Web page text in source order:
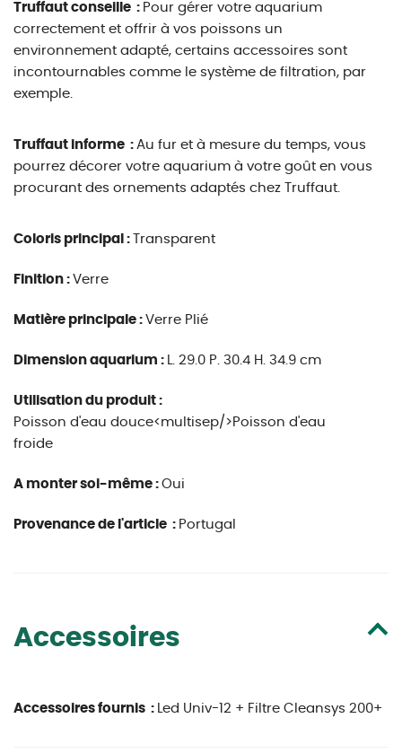
Truffaut conseille : Pour gérer votre aquarium
correctement et offrir à vos poissons un
environnement adapté, certains accessoires sont
incontournables comme le système de filtration, par
exemple.
Truffaut informe : Au fur et à mesure du temps, vous
pourrez décorer votre aquarium à votre goût en vous
procurant des ornements adaptés chez Truffaut.
Coloris principal : Transparent
Finition : Verre
Matière principale : Verre Plié
Dimension aquarium : L. 29.0 P. 30.4 H. 34.9 cm
Utilisation du produit :
Poisson d'eau douce<multisep/>Poisson d'eau
froide
A monter soi-même : Oui
Provenance de l'article : Portugal
Accessoires
Accessoires fournis : Led Univ-12 + Filtre Cleansys 200+